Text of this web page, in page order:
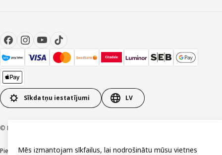
Sīkdatņu iestatījumi LV
© Inter IKEA Systems B.V. 1999-2026
PiekļūstamībaVispārīgi noteikumiPrivātuma un sīkdatņu politikaKontakti
Mēs izmantojam sīkfailus, lai nodrošinātu mūsu vietnes